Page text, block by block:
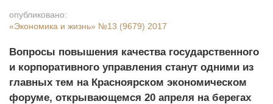
опубликовано:
«Экономика и жизнь» №13 (9679) 2017
Вопросы повышения качества государственного
и корпоративного управления станут одними из
главных тем на Красноярском экономическом
форуме, открывающемся 20 апреля на берегах